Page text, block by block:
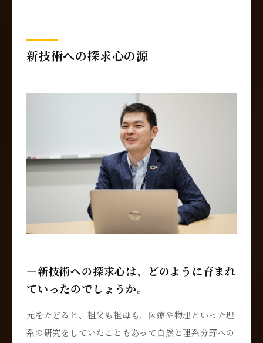
新技術への探求心の源
―新技術への探求心は、どのように育まれ
ていったのでしょうか。
元をたどると、祖父も祖母も、医療や物理といった理
系の研究をしていたこともあって自然と理系分野への